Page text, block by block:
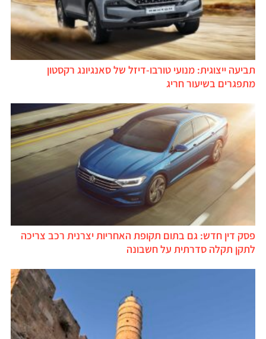
תביעה ייצוגית: מנועי טורבו-דיזל של סאנגיונג רקסטון
מתפגרים בשיעור חריג
פסק דין חדש: גם בתום תקופת האחריות יצרנית רכב צריכה
לתקן תקלה סדרתית על חשבונה